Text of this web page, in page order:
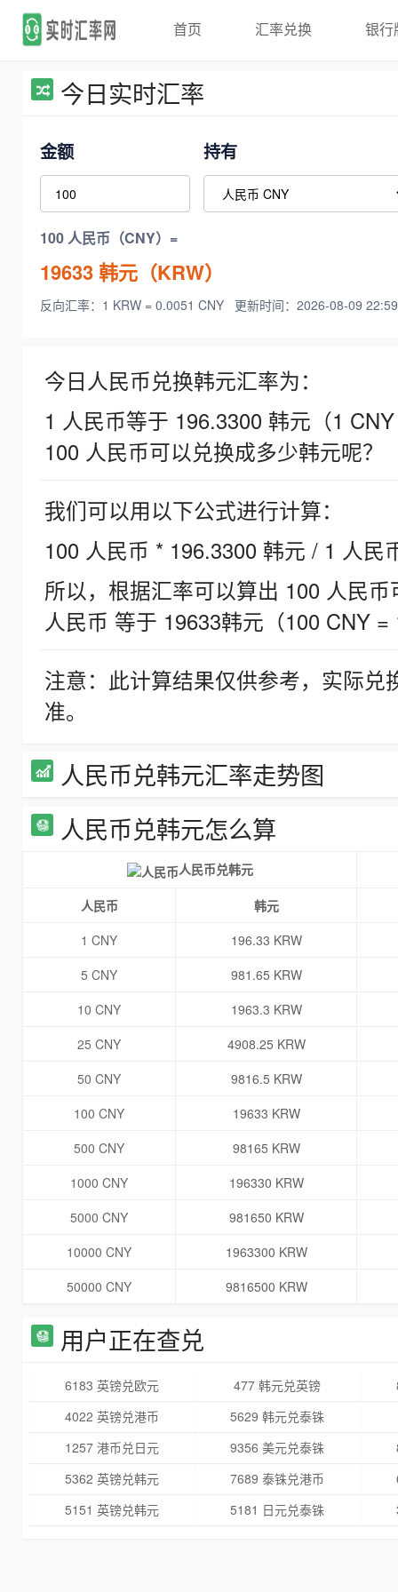
首页 汇率兑换 银行
今日实时汇率
金额 持有
100 人民币（CNY）=
19633韩元（KRW）
反向汇率：1 KRW = 0.0051 CNY 更新时间：2026-08-09
今日人民币兑换韩元汇率为：
1 人民币等于 196.3300 韩元（1
100 人民币可以兑换成多少韩元呢？
我们可以用以下公式进行计算：
100 人民币 * 196.3300 韩元 / 1 人民
所以，根据汇率可以算出 100 人民
人民币 等于 19633韩元（100 CNY =
注意：此计算结果仅供参考，实际
准。
人民币兑韩元汇率走势图
人民币兑韩元怎么算
人民币兑韩元
人民币
韩元
1 CNY
196.33 KRW
5 CNY
981.65 KRW
10 CNY
1963.3 KRW
25 CNY
4908.25 KRW
50 CNY
9816.5 KRW
100 CNY
19633 KRW
500 CNY
98165 KRW
1000 CNY
196330 KRW
5000 CNY
981650 KRW
10000 CNY
1963300 KRW
50000 CNY
9816500 KRW
用户正在查兑
6183 英镑兑欧元 477 韩元兑英镑
4022 英镑兑港币
5629 韩元兑泰铢
1257 港币兑日元
9356 美元兑泰铢
5362 英镑兑韩元
7689 泰铢兑港币
5151 英镑兑韩元
5181 日元兑泰铢